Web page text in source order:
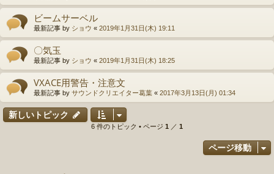
ビームサーベル
最新記事 by ショウ « 2019年1月31日(木) 19:11
〇気玉
最新記事 by ショウ « 2019年1月31日(木) 18:25
VXACE用警告・注意文
最新記事 by サウンドクリエイター葛葉 « 2017年3月13日(月) 01:34
新しいトピック
6 件のトピック • ページ 1 ／ 1
ページ移動